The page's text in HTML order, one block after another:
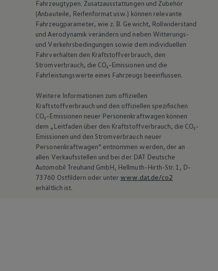
Fahrzeugtypen. Zusatzausstattungen und Zubehör
(Anbauteile, Reifenformat usw.) können relevante
Fahrzeugparameter, wie z. B. Gewicht, Rollwiderstand
und Aerodynamik verändern und neben Witterungs-
und Verkehrsbedingungen sowie dem individuellen
Fahrverhalten den Kraftstoffverbrauch, den
Stromverbrauch, die CO₂-Emissionen und die
Fahrleistungswerte eines Fahrzeugs beeinflussen.
Weitere Informationen zum offiziellen
Kraftstoffverbrauch und den offiziellen spezifischen
CO₂-Emissionen neuer Personenkraftwagen können
dem „Leitfaden über den Kraftstoffverbrauch, die CO₂-
Emissionen und den Stromverbrauch neuer
Personenkraftwagen“ entnommen werden, der an
allen Verkaufsstellen und bei der DAT Deutsche
Automobil Treuhand GmbH, Hellmuth-Hirth-Str. 1, D-
73760 Ostfildern oder unter www.dat.de/co2
erhältlich ist.